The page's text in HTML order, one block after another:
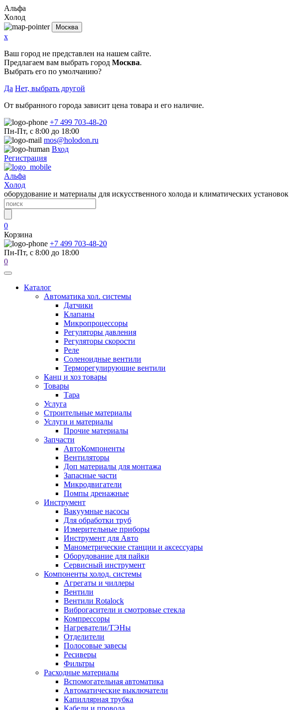
Альфа
Холод
Москва
x
Ваш город не представлен на нашем сайте.
Предлагаем вам выбрать город Москва.
Выбрать его по умолчанию?
Да Нет, выбрать другой
От выбранного города зависит цена товара и его наличие.
+7 499 703-48-20
Пн-Пт, с 8:00 до 18:00
mos@holodon.ru
Вход
Регистрация
Альфа
Холод
оборудование и материалы для искусственного холода и климатических установок
0
Корзина
+7 499 703-48-20
Пн-Пт, с 8:00 до 18:00
0
Каталог
Автоматика хол. системы
Датчики
Клапаны
Микропроцессоры
Регуляторы давления
Регуляторы скорости
Реле
Соленоидные вентили
Терморегулирующие вентили
Канц и хоз товары
Товары
Тара
Услуга
Строительные материалы
Услуги и материалы
Прочие материалы
Запчасти
АвтоКомпоненты
Вентиляторы
Доп материалы для монтажа
Запасные части
Микродвигатели
Помпы дренажные
Инструмент
Вакуумные насосы
Для обработки труб
Измерительные приборы
Инструмент для Авто
Манометрические станции и аксессуары
Оборудование для пайки
Сервисный инструмент
Компоненты холод. системы
Агрегаты и чиллеры
Вентили
Вентили Rotalock
Виброгасители и смотровые стекла
Компрессоры
Нагреватели/ТЭНы
Отделители
Полосовые завесы
Ресиверы
Фильтры
Расходные материалы
Вспомогательная автоматика
Автоматические выключатели
Капиллярная трубка
Кабели и провода